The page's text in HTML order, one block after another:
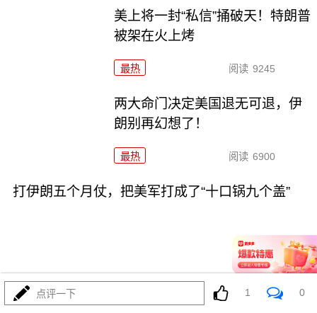
美上将一封“私信”捅破天！特朗普
被架在火上烤
最热 阅读 9245
两大命门决定美国退无可退，伊
朗别再幻想了！
最热 阅读 6900
打伊朗五个月仗，把美军打成了“十口锅九个盖”
最热 08-02
点评一下 1 0